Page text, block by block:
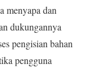
menyapa dan
dukungannya
pengisian bahan
pengguna